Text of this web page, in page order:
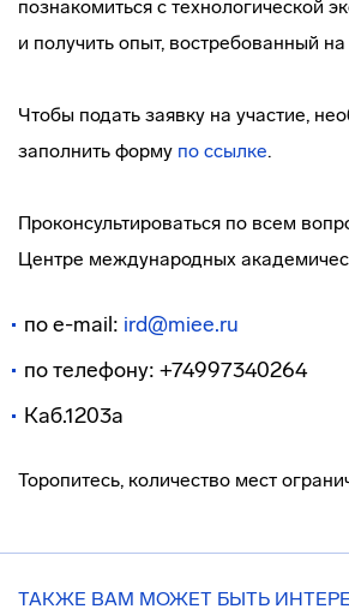
познакомиться с технологической
и получить опыт, востребованный
Чтобы подать заявку на участие,
заполнить форму по ссылке.
Проконсультироваться по всем
Центре международных
по e-mail: ird@miee.ru
по телефону: +74997340264
Каб.1203а
Торопитесь, количество мест
ТАКЖЕ ВАМ МОЖЕТ БЫТЬ